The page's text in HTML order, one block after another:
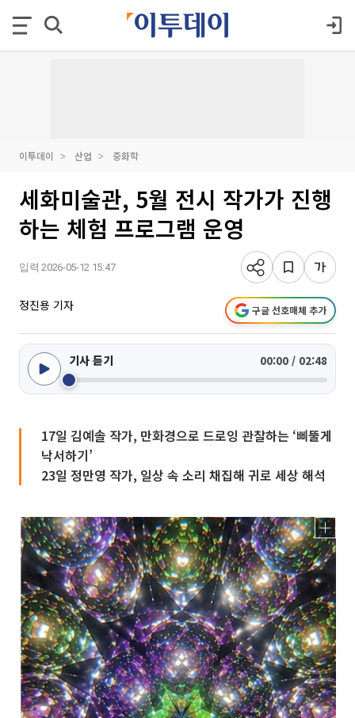
이투데이 산업 중화학
세화미술관, 5월 전시 작가가 진행
하는 체험 프로그램 운영
입력 2026-05-12 15:47
정진용 기자 구글 선호매체 추가
기사 듣기 00:00 / 02:48
17일 김예솔 작가, 만화경으로 드로잉 관찰하는 ‘삐뚤게
낙서하기’
23일 정만영 작가, 일상 속 소리 채집해 귀로 세상 해석